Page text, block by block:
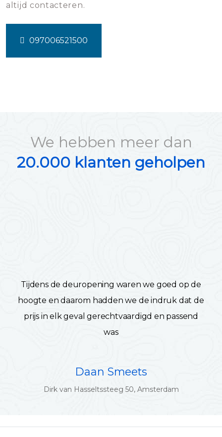
altijd contacteren.
097006521500
We hebben meer dan
20.000 klanten geholpen
Tijdens de deuropening waren we goed op de
hoogte en daarom hadden we de indruk dat de
prijs in elk geval gerechtvaardigd en passend
was
Daan Smeets
Dirk van Hasseltssteeg 50, Amsterdam